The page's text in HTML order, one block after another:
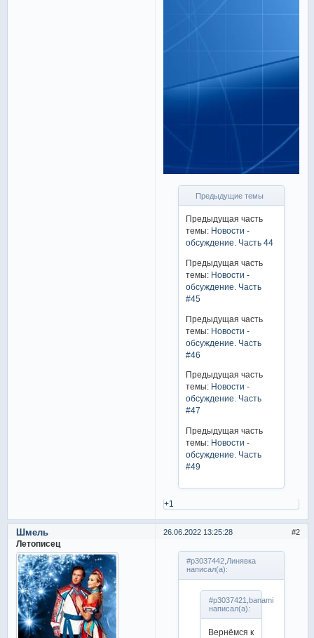
Предыдущие темы
Предыдущая часть
темы: Новости -
обсуждение. Часть 44
Предыдущая часть
темы: Новости -
обсуждение. Часть
#45
Предыдущая часть
темы: Новости -
обсуждение. Часть
#46
Предыдущая часть
темы: Новости -
обсуждение. Часть
#47
Предыдущая часть
темы: Новости -
обсуждение. Часть
#49
+1
2
26.06.2022 13:25:28
Шмель
Летописец
#p3037442,Линявка
написал(а):
#p3037421,banami
написал(а):
Вернёмся к